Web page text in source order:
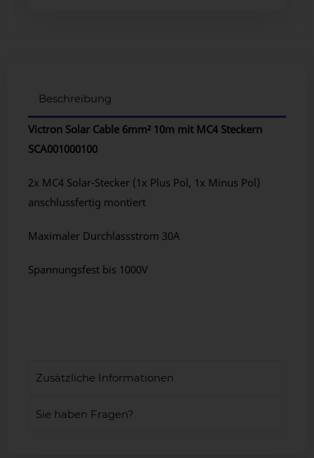
Beschreibung
Victron Solar Cable 6mm² 10m mit MC4 Steckern
SCA001000100
2x MC4 Solar-Stecker (1x Plus Pol, 1x Minus Pol)
anschlussfertig montiert
Maximaler Durchlassstrom 30A
Spannungsfest bis 1000V
Zusätzliche Informationen
Sie haben Fragen?